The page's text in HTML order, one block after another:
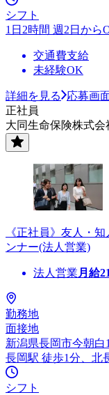
シフト
1日2時間 週2日から
交通費支給
未経験OK
詳細を見る
応募画
正社員
大同生命保険株式
《正社員》友人・
ンナー(法人営業)
法人営業 月給
勤務地
面接地
新潟県長岡市今朝白
長岡駅 徒歩1分、北
シフト